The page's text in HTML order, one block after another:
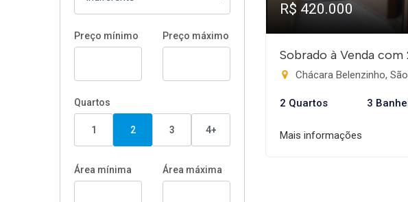
Preço mínimo Preço máximo
Quartos
1 2 3 4+
Área mínima Área máxima
R$ 420.000
Sobrado à Venda com
Chácara Belenzinho,
2 Quartos 3
Mais informações